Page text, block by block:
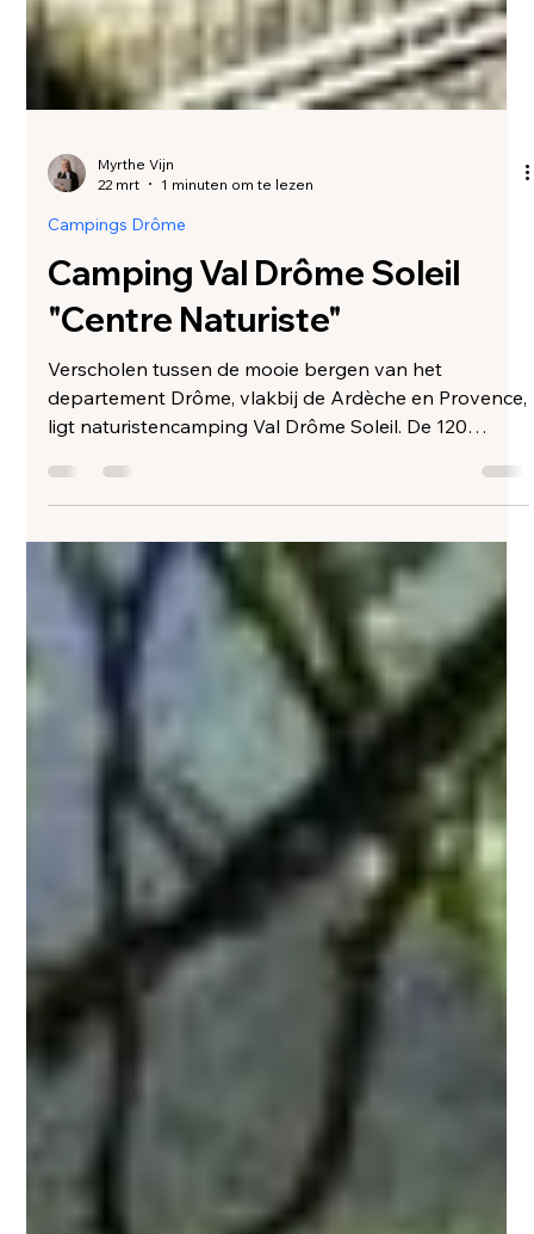
Campings Drôme
Camping Val Drôme Soleil
"Centre Naturiste"
Verscholen tussen de mooie bergen van het
departement Drôme, vlakbij de Ardèche en Provence,
ligt naturistencamping Val Drôme Soleil. De 120
kampeerplekken op het 30 ha grote glooiende
terrein hebben zowel zon als schaduw. Er zijn ook
plekken in het bos en door de terrassen tegen de
berg aan heeft u op diverse plaatsen een prachtig
uitzicht. Op deze camping met onder meer zwembad,
restaurant, bar, jeu de boules banen, tafeltennistafels
en volleybalveld, lijken de dagelijkse b